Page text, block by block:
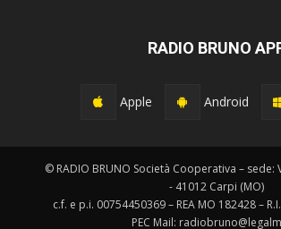
RADIO BRUNO
Apple Android
© RADIO BRUNO Società Cooperativa – sede:
- 41012 Carpi (MO)
c.f. e p.i. 00754450369 – REA MO 182428 –
PEC Mail: